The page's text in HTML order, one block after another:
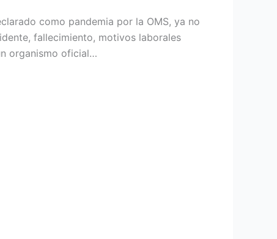
como pandemia por la OMS, ya no
fallecimiento, motivos laborales
organismo oficial…